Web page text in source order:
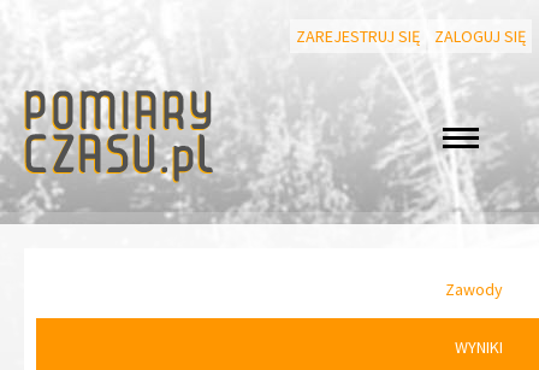
ZAREJESTRUJ SIĘ ZALOGUJ SIĘ
Zawody
WYNIKI